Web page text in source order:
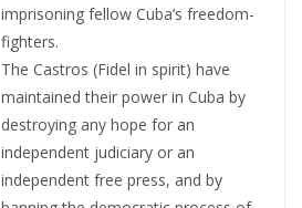
imprisoning fellow Cuba’s freedom-
fighters.
The Castros (Fidel in spirit) have
maintained their power in Cuba by
destroying any hope for an
independent judiciary or an
independent free press, and by